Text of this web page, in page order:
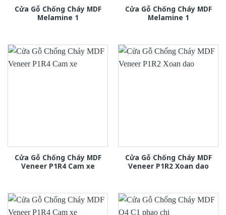
Cửa Gỗ Chống Cháy MDF
Melamine 1
Cửa Gỗ Chống Cháy MDF
Melamine 1
Cửa Gỗ Chống Cháy MDF
Veneer P1R4 Cam xe
Cửa Gỗ Chống Cháy MDF
Veneer P1R2 Xoan dao